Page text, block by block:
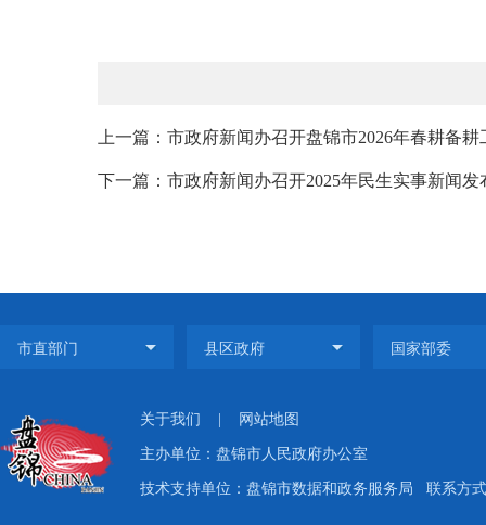
上一篇：市政府新闻办召开盘锦市2026年春耕备
下一篇：市政府新闻办召开2025年民生实事新闻发
关于我们 网站地图
主办单位：盘锦市人民政府办公室
技术支持单位：盘锦市数据和政务服务局 联系方